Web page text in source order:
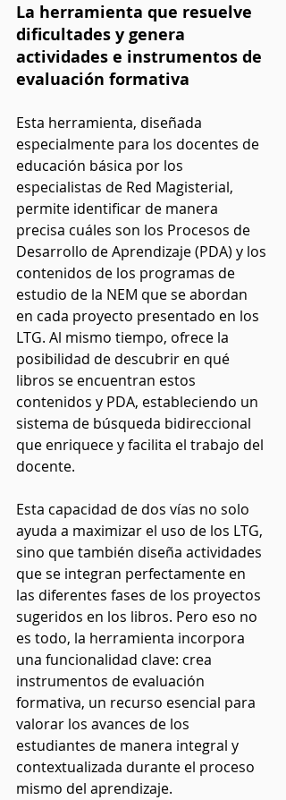
La herramienta que resuelve
dificultades y genera
actividades e instrumentos de
evaluación formativa
Esta herramienta, diseñada
especialmente para los docentes de
educación básica por los
especialistas de Red Magisterial,
permite identificar de manera
precisa cuáles son los Procesos de
Desarrollo de Aprendizaje (PDA) y los
contenidos de los programas de
estudio de la NEM que se abordan
en cada proyecto presentado en los
LTG. Al mismo tiempo, ofrece la
posibilidad de descubrir en qué
libros se encuentran estos
contenidos y PDA, estableciendo un
sistema de búsqueda bidireccional
que enriquece y facilita el trabajo del
docente.
Esta capacidad de dos vías no solo
ayuda a maximizar el uso de los LTG,
sino que también diseña actividades
que se integran perfectamente en
las diferentes fases de los proyectos
sugeridos en los libros. Pero eso no
es todo, la herramienta incorpora
una funcionalidad clave: crea
instrumentos de evaluación
formativa, un recurso esencial para
valorar los avances de los
estudiantes de manera integral y
contextualizada durante el proceso
mismo del aprendizaje.